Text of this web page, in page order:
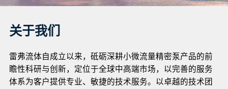
关于我们
雷弗流体自成立以来，砥砺深耕小微流量精密泵产品的前
瞻性科研与创新，定位于全球中高端市场，以完善的服务
体系为客户提供专业、敏捷的技术服务。以卓越的技术团